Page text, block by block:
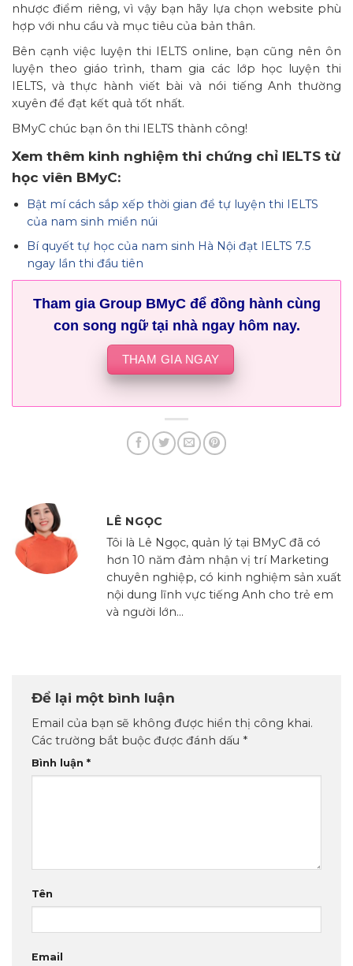
nhược điểm riêng, vì vậy bạn hãy lựa chọn website phù
hợp với nhu cầu và mục tiêu của bản thân.
Bên cạnh việc luyện thi IELTS online, bạn cũng nên ôn
luyện theo giáo trình, tham gia các lớp học luyện thi
IELTS, và thực hành viết bài và nói tiếng Anh thường
xuyên để đạt kết quả tốt nhất.
BMyC chúc bạn ôn thi IELTS thành công!
Xem thêm kinh nghiệm thi chứng chỉ IELTS từ
học viên BMyC:
Bật mí cách sắp xếp thời gian để tự luyện thi IELTS
của nam sinh miền núi
Bí quyết tự học của nam sinh Hà Nội đạt IELTS 7.5
ngay lần thi đầu tiên
Tham gia Group BMyC để đồng hành cùng
con song ngữ tại nhà ngay hôm nay.
THAM GIA NGAY
LÊ NGỌC
Tôi là Lê Ngọc, quản lý tại BMyC đã có
hơn 10 năm đảm nhận vị trí Marketing
chuyên nghiệp, có kinh nghiệm sản xuất
nội dung lĩnh vực tiếng Anh cho trẻ em
và người lớn...
Để lại một bình luận
Email của bạn sẽ không được hiển thị công khai.
Các trường bắt buộc được đánh dấu *
Bình luận *
Tên
Email